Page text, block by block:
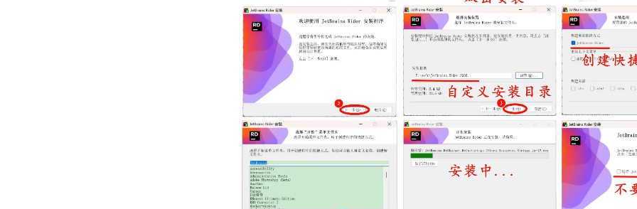
下载 Rider 2026.1.2 版本安装包
开始安装
下载完成后，安装步骤如下图所示 :